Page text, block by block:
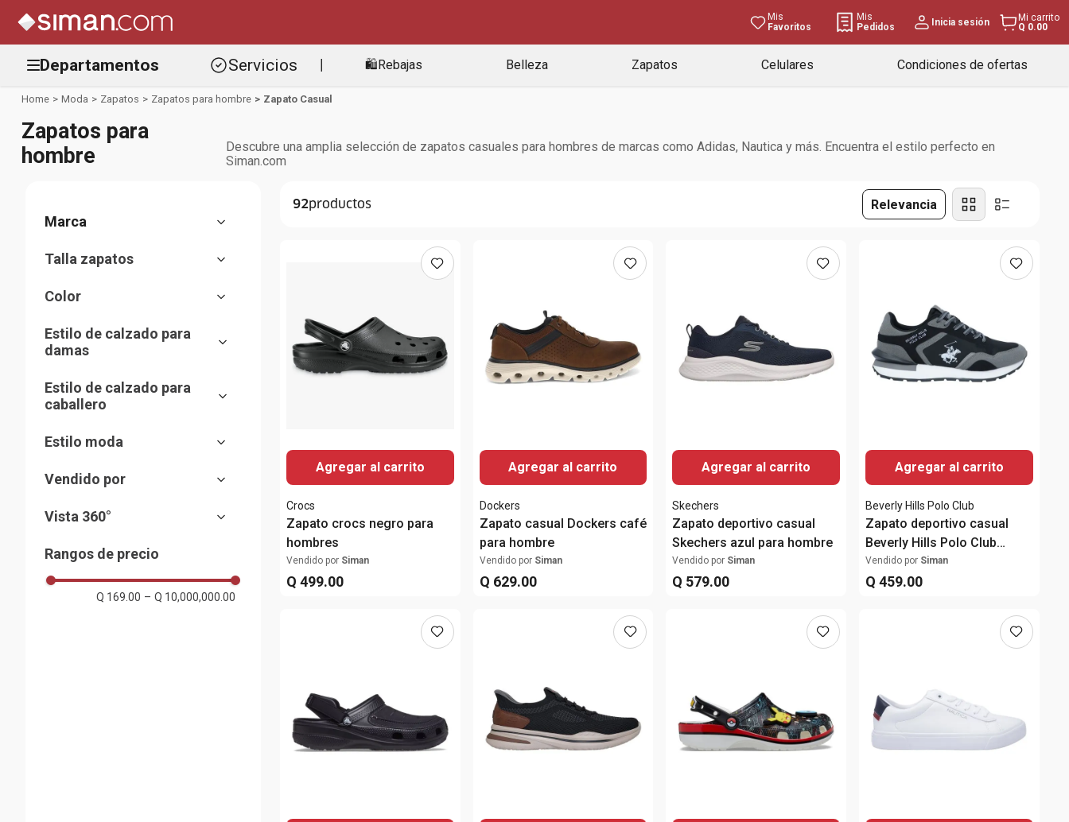
Mis
Favoritos
Mis
Pedidos
Inicia sesión
Mi carrito
Q 0.00
Departamentos Servicios 🛍️Rebajas Belleza Zapatos Celulares Condiciones de ofertas
Moda Zapatos Zapatos para hombre Zapato Casual
Zapatos para
hombre
Descubre una amplia selección de zapatos casuales para hombres de marcas como Adidas, Nautica y más. Encuentra el estilo perfecto en
Siman.com
Tommy Hilfiger
Skechers
Dockers
Crocs
Rockport
Talla zapatos
37
39
40
41
42
44
Mostrar 11 más
Color
Beige
Blanco
Café
Gris
Negro
Verde
Estilo de calzado para
damas
Estilo de calzado para
caballero
Mocasín
Sandalia
Clogs/Zuecos
Estilo moda
Casual
Vendido por
Vista 360°
Rangos de precio
Q 169.00 – Q 10,000,000.00
92 Relevancia
Agregar al carrito
Crocs
Zapato crocs negro para
hombres
Vendido por Siman
Q 499.00
Agregar al carrito
Dockers
Zapato casual Dockers café
para hombre
Vendido por Siman
Q 629.00
Agregar al carrito
Skechers
Zapato deportivo casual
Skechers azul para hombre
Vendido por Siman
Q 579.00
Agregar al carrito
Beverly Hills Polo Club
Zapato deportivo casual
Beverly Hills Polo Club
negro para hombre
Vendido por Siman
Q 459.00